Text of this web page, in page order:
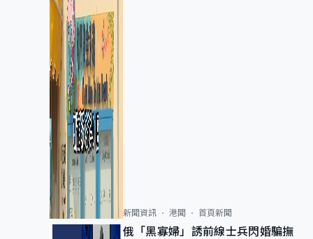
新聞資訊 港聞 首頁新聞
俄「黑寡婦」誘前線士兵閃婚騙撫